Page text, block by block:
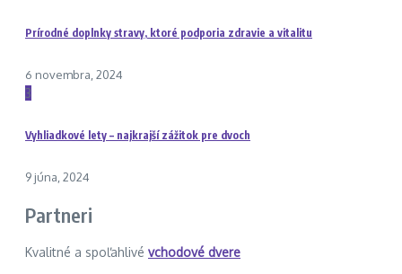
Prírodné doplnky stravy, ktoré podporia zdravie a vitalitu
6 novembra, 2024
3
Vyhliadkové lety – najkrajší zážitok pre dvoch
9 júna, 2024
Partneri
Kvalitné a spoľahlivé vchodové dvere